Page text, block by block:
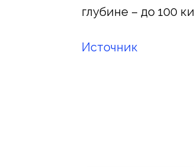
глубине – до 100
Источник